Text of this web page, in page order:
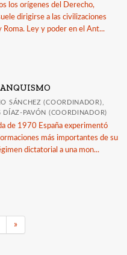
los orígenes del Derecho,
dirigirse a las civilizaciones
Roma. Ley y poder en el Ant...
SÁNCHEZ (COORDINADOR),
DÍAZ-PAVÓN (COORDINADOR)
de 1970 España experimentó
más importantes de su
dictatorial a una mon...
»